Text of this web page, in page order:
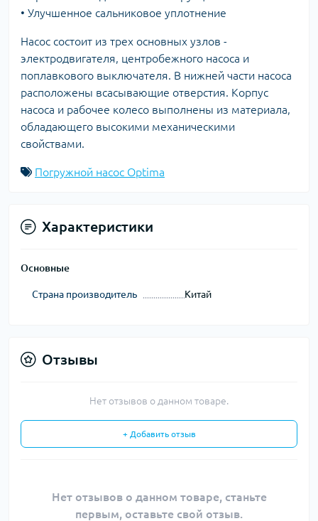
• Улучшенное сальниковое уплотнение
Насос состоит из трех основных узлов -
электродвигателя, центробежного насоса и
поплавкового выключателя. В нижней части насоса
расположены всасывающие отверстия. Корпус
насоса и рабочее колесо выполнены из материала,
обладающего высокими механическими
свойствами.
Погружной насос Optima
Характеристики
Основные
Страна производитель Китай
Отзывы
Нет отзывов о данном товаре.
+ Добавить отзыв
Нет отзывов о данном товаре, станьте
первым, оставьте свой отзыв.